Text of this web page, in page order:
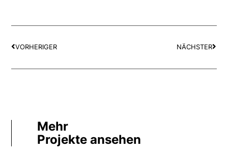
VORHERIGER NÄCHSTER
Mehr
Projekte ansehen